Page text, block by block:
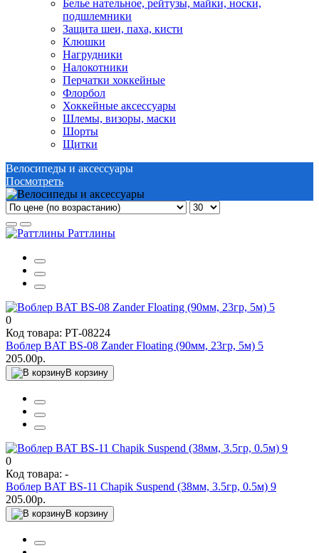
Белье нательное, рейтузы, майки, носки,
подшлемники
Защита шеи, паха, кисти
Клюшки
Нагрудники
Налокотники
Перчатки хоккейные
Флорбол
Хоккейные аксессуары
Шлемы, визоры, маски
Шорты
Щитки
Велосипеды и аксессуары
Посмотреть
Раттлины
0
Код товара: РТ-08224
Воблер BAT BS-08 Zander Floating (90мм, 23гр, 5м) 5
205.00р.
В корзину
0
Код товара: -
Воблер BAT BS-11 Chapik Suspend (38мм, 3.5гр, 0.5м) 9
205.00р.
В корзину